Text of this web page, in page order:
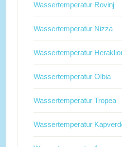
Wassertemperatur Rovinj
Wassertemperatur Nizza
Wassertemperatur
Wassertemperatur Olbia
Wassertemperatur Tropea
Wassertemperatur